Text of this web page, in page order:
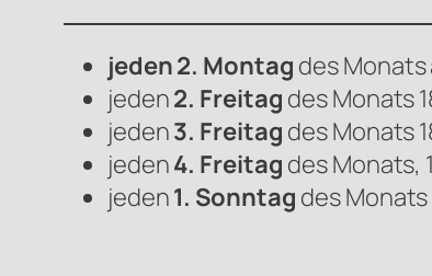
jeden 2. Montag des Monats
jeden2. Freitag des Monats
jeden3. Freitag des Monats
jeden4. Freitag des Monats,
jeden1. Sonntag des Monats